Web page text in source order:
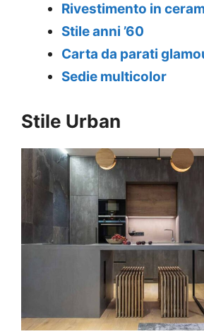
Rivestimento in
Stile anni ’60
Carta da parati
Sedie multicolor
Stile Urban